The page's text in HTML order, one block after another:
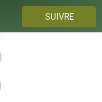
SUIVRE